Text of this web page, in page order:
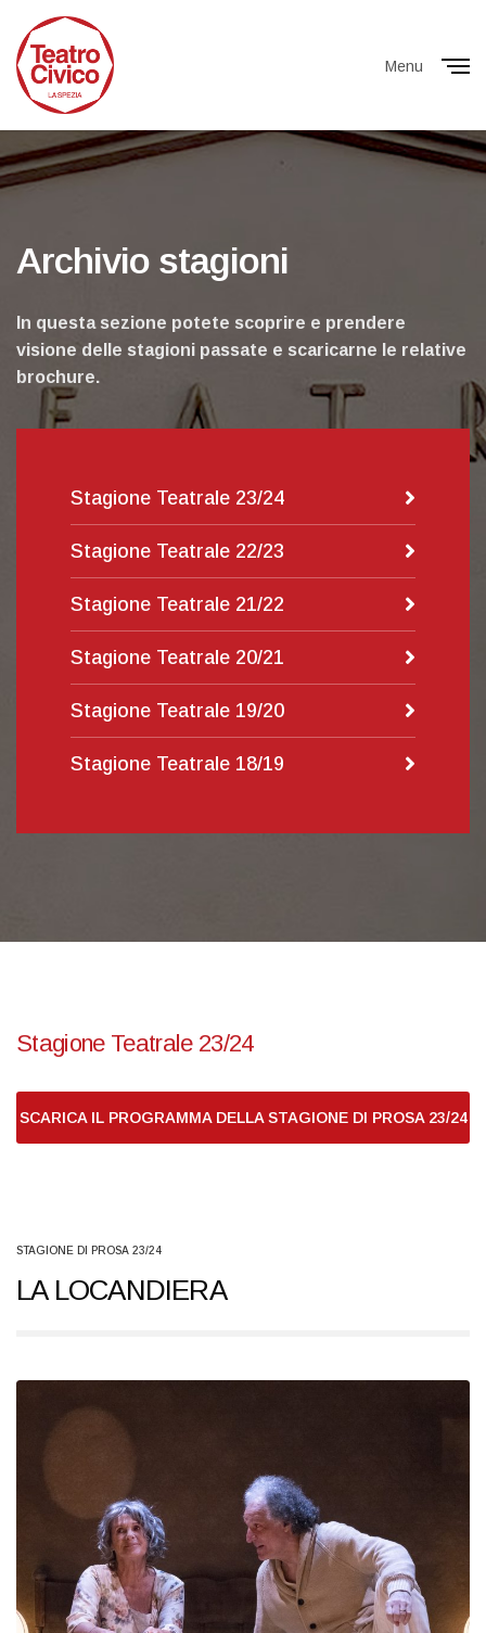
Menu
Archivio stagioni
In questa sezione potete scoprire e prendere
visione delle stagioni passate e scaricarne le relative
brochure.
Stagione Teatrale 23/24
Stagione Teatrale 22/23
Stagione Teatrale 21/22
Stagione Teatrale 20/21
Stagione Teatrale 19/20
Stagione Teatrale 18/19
Stagione Teatrale 23/24
SCARICA IL PROGRAMMA DELLA STAGIONE DI PROSA 23/24
STAGIONE DI PROSA 23/24
LA LOCANDIERA